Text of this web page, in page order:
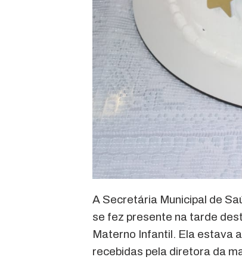
A Secretária Municipal de
se fez presente na tarde
Materno Infantil. Ela estava
recebidas pela diretora da